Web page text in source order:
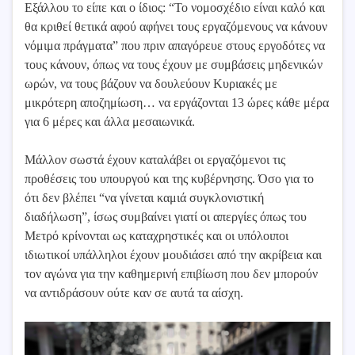
Εξάλλου το είπε και ο ίδιος: “Το νομοσχέδιο είναι καλό και
θα κριθεί θετικά αφού αφήνει τους εργαζόμενους να κάνουν
νόμιμα πράγματα” που πριν απαγόρευε στους εργοδότες να
τους κάνουν, όπως να τους έχουν με συμβάσεις μηδενικών
ωρών, να τους βάζουν να δουλεύουν Κυριακές με
μικρότερη αποζημίωση… να εργάζονται 13 ώρες κάθε μέρα
για 6 μέρες και άλλα μεσαιωνικά.
Μάλλον σωστά έχουν καταλάβει οι εργαζόμενοι τις
προθέσεις του υπουργού και της κυβέρνησης. Όσο για το
ότι δεν βλέπει “να γίνεται καμιά συγκλονιστική
διαδήλωση”, ίσως συμβαίνει γιατί οι απεργίες όπως του
Μετρό κρίνονται ως καταχρηστικές και οι υπόλοιποι
ιδιωτικοί υπάλληλοι έχουν μουδιάσει από την ακρίβεια και
τον αγώνα για την καθημερινή επιβίωση που δεν μπορούν
να αντιδράσουν ούτε καν σε αυτά τα αίσχη.